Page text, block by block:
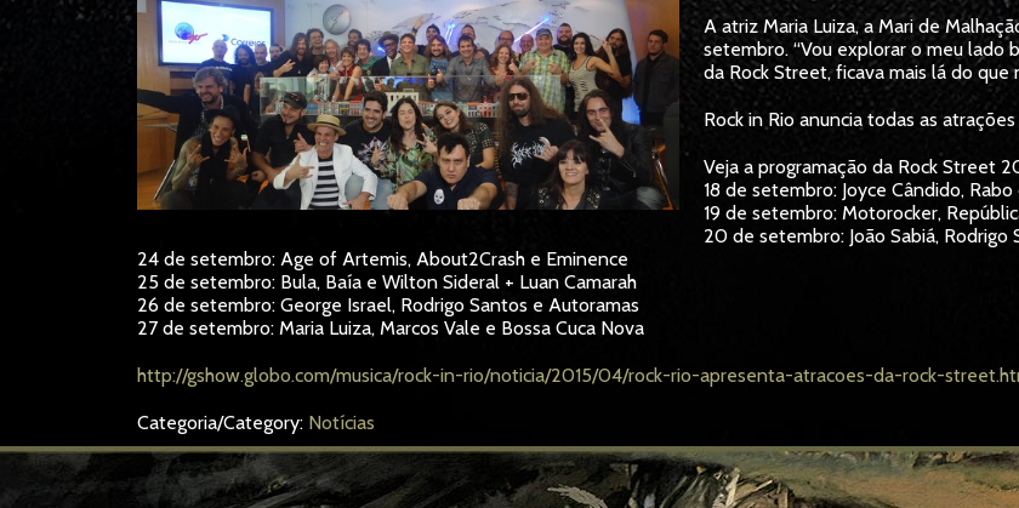
A atriz Maria Luiza, a Mari de
setembro. “Vou explorar o meu lado
da Rock Street, ficava mais lá do que
Rock in Rio anuncia todas as
Veja a programação da Rock Street
18 de setembro: Joyce Cândido,
19 de setembro: Motorocker,
20 de setembro: João Sabiá, Rodrigo
24 de setembro: Age of Artemis, About2Crash e Eminence
25 de setembro: Bula, Baía e Wilton Sideral + Luan Camarah
26 de setembro: George Israel, Rodrigo Santos e Autoramas
27 de setembro: Maria Luiza, Marcos Vale e Bossa Cuca Nova
http://gshow.globo.com/musica/rock-in-rio/noticia/2015/04/rock-rio-apresenta-atracoes-da-rock-
Categoria/Category: Notícias